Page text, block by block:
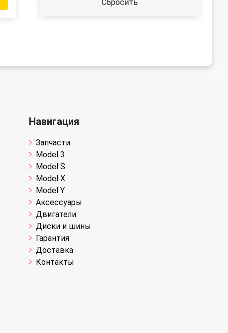
Сбросить
Навигация
Запчасти
Model 3
Model S
Model X
Model Y
Аксессуары
Двигатели
Диски и шины
Гарантия
Доставка
Контакты